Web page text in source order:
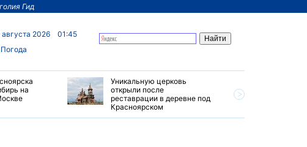
Гид
2026
01:45
Погода
на
Уникальную церковь
открыли после
реставрации в деревне под
Красноярском